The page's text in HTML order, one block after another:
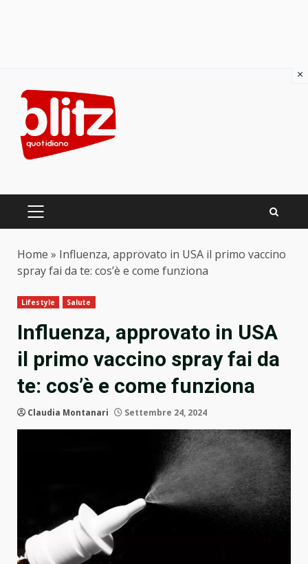
content
PRIMARY
Home » Influenza, approvato in USA il primo vaccino
spray fai da te: cos’è e come funziona
Lifestyle Salute
Influenza, approvato in USA
il primo vaccino spray fai da
te: cos’è e come funziona
Claudia Montanari Settembre 24, 2024
×